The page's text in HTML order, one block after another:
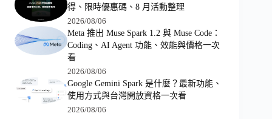
得、限時優惠碼、8 月活動整理
2026/08/06
Meta 推出 Muse Spark 1.2 與 Muse Code：
Coding、AI Agent 功能、效能與價格一次
看
2026/08/06
Google Gemini Spark 是什麼？最新功能、
使用方式與台灣開放資格一次看
2026/08/06